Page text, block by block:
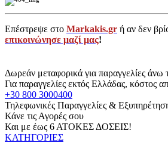
Επέστρεψε στο Markakis.gr ή αν δεν
επικοινώνησε μαζί μας!
Δωρεάν μεταφορικά για παραγγελίες άνω
Για παραγγελίες εκτός Ελλάδας, κόστος
+30 800 3000400
Τηλεφωνικές Παραγγελίες &
Κάνε τις Αγορές σου
Και με έως 6 ΑΤΟΚΕΣ ΔΟΣΕΙΣ!
ΚΑΤΗΓΟΡΙΕΣ